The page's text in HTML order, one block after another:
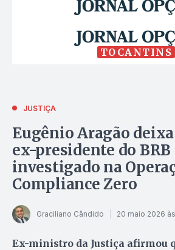
TOCANTINS
JUSTIÇA
Eugênio Aragão
ex-presidente do BRB
investigado na
Compliance Zero
Graciliano Cândido 20 maio 2026 às
Ex-ministro da Justiça afirmou